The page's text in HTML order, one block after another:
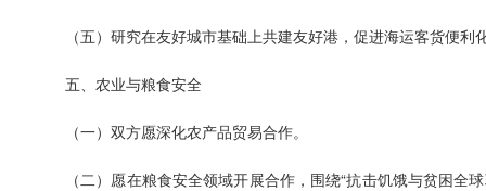
（五）研究在友好城市基础上共建友好港，促进海运客货便
五、农业与粮食安全
（一）双方愿深化农产品贸易合作。
（二）愿在粮食安全领域开展合作，围绕“抗击饥饿与贫困